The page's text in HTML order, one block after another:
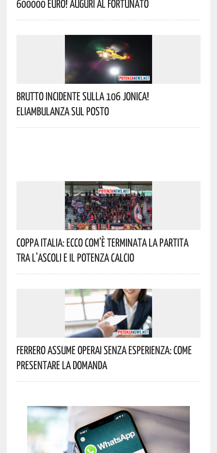
600000 Euro! Auguri Al Fortunato
Brutto Incidente Sulla 106 Jonica!
Eliambulanza Sul Posto
Coppa Italia: Ecco Com’è Terminata La Partita
Tra L’Ascoli E Il Potenza Calcio
Ferrero Assume Operai Senza Esperienza: Come
Presentare La Domanda